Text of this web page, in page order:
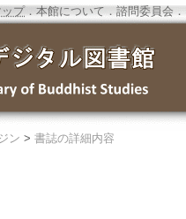
プ．本館について ． 諮問委員会 ．
ン > 書誌の詳細内容